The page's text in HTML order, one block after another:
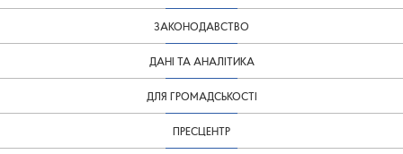
ЗАКОНОДАВСТВО
ДАНІ ТА АНАЛІТИКА
ДЛЯ ГРОМАДСЬКОСТІ
ПРЕСЦЕНТР